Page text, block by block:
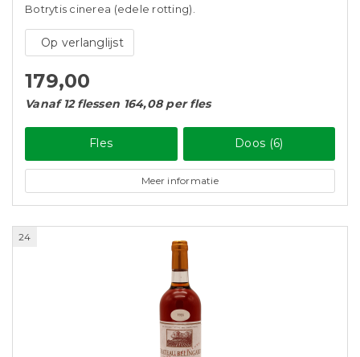
Botrytis cinerea (edele rotting).
Op verlanglijst
179,00
Vanaf 12 flessen 164,08 per fles
Fles Doos (6)
Meer informatie
24